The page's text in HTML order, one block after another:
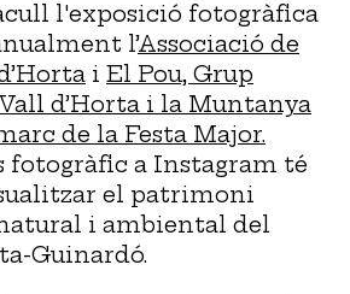
l'exposició fotogràfica
l’Associació de
i El Pou, Grup
d’Horta i la Muntanya
de la Festa Major.
fotogràfic a Instagram té
el patrimoni
i ambiental del
Guinardó.